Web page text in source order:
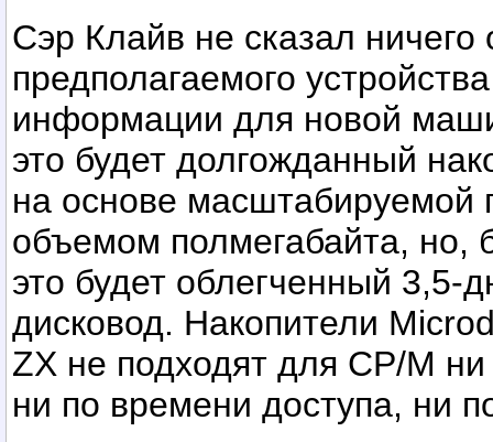
Сэр Клайв не сказал ничего
предполагаемого
информации для новой
это будет долгожданный
на основе масштабируемой
объемом полмегабайта, но,
это будет облегченный 3,5-
дисковод. Накопители
ZX не подходят для CP/M
ни по времени доступа, ни